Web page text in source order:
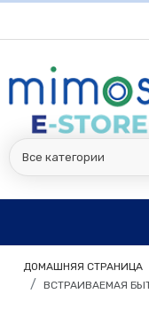
ДОМАШНЯЯ СТРАНИЦА
ВСТРАИВАЕМАЯ